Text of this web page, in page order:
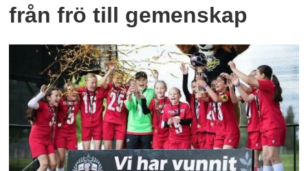
från frö till gemenskap